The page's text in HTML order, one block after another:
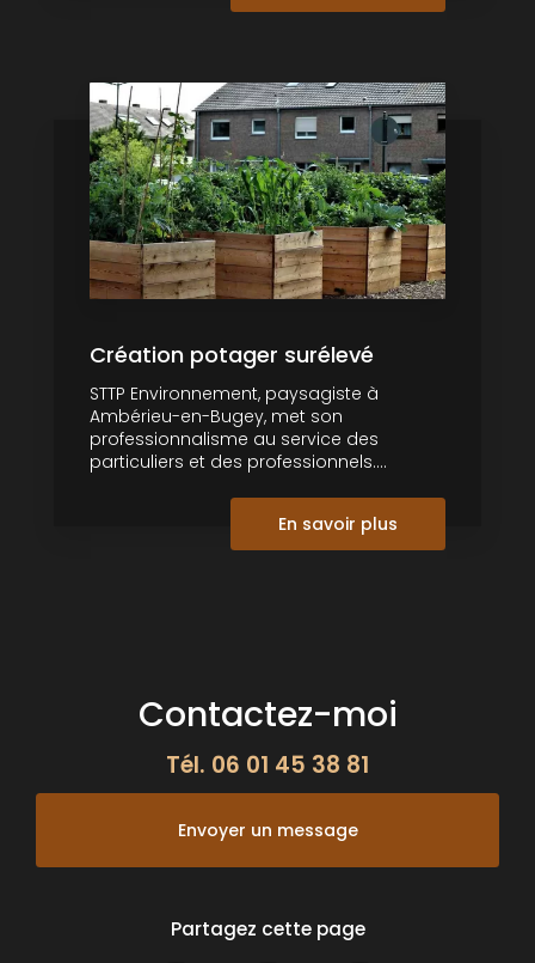
Création potager surélevé
STTP Environnement, paysagiste à
Ambérieu-en-Bugey, met son
professionnalisme au service des
particuliers et des professionnels....
En savoir plus
Contactez-moi
Tél. 06 01 45 38 81
Envoyer un message
Partagez cette page